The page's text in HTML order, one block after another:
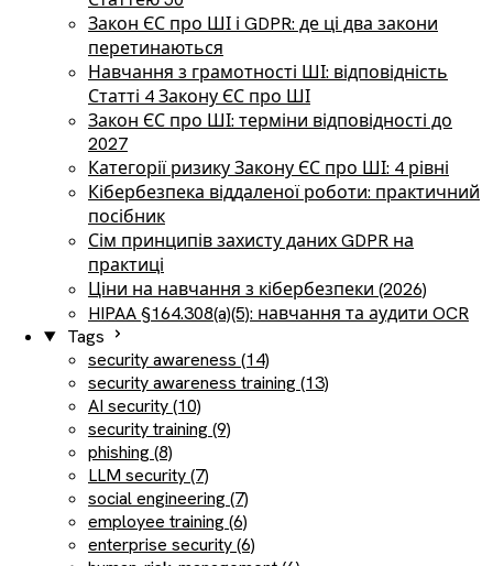
Закон ЄС про ШІ і GDPR: де ці два закони
перетинаються
Навчання з грамотності ШІ: відповідність
Статті 4 Закону ЄС про ШІ
Закон ЄС про ШІ: терміни відповідності до
2027
Категорії ризику Закону ЄС про ШІ: 4 рівні
Кібербезпека віддаленої роботи: практичний
посібник
Сім принципів захисту даних GDPR на
практиці
Ціни на навчання з кібербезпеки (2026)
HIPAA §164.308(a)(5): навчання та аудити OCR
Tags
security awareness (14)
security awareness training (13)
AI security (10)
security training (9)
phishing (8)
LLM security (7)
social engineering (7)
employee training (6)
enterprise security (6)